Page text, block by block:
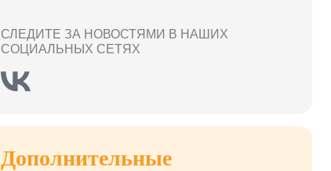
СЛЕДИТЕ ЗА НОВОСТЯМИ В НАШИХ
СОЦИАЛЬНЫХ СЕТЯХ
Дополнительные